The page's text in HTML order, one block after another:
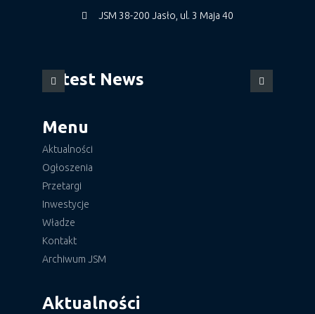
JSM 38-200 Jasło, ul. 3 Maja 40
Latest News
Menu
Aktualności
Ogłoszenia
Przetargi
Inwestycje
Władze
Kontakt
Archiwum JSM
Aktualności